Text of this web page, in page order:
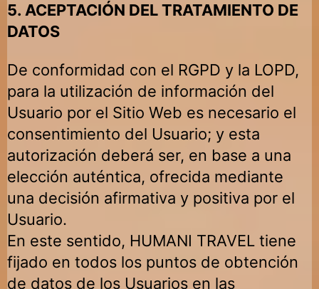
5. ACEPTACIÓN DEL TRATAMIENTO DE
DATOS
De conformidad con el RGPD y la LOPD,
para la utilización de información del
Usuario por el Sitio Web es necesario el
consentimiento del Usuario; y esta
autorización deberá ser, en base a una
elección auténtica, ofrecida mediante
una decisión afirmativa y positiva por el
Usuario.
En este sentido, HUMANI TRAVEL tiene
fijado en todos los puntos de obtención
de datos de los Usuarios en las